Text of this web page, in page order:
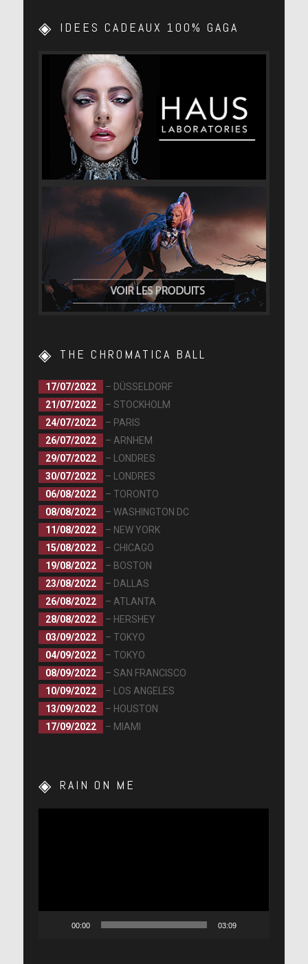
IDEES CADEAUX 100% GAGA
THE CHROMATICA BALL
17/07/2022
– DÜSSELDORF
21/07/2022
– STOCKHOLM
24/07/2022
– PARIS
26/07/2022
– ARNHEM
29/07/2022
– LONDRES
30/07/2022
– LONDRES
06/08/2022
– TORONTO
08/08/2022
– WASHINGTON DC
11/08/2022
– NEW YORK
15/08/2022
– CHICAGO
19/08/2022
– BOSTON
23/08/2022
– DALLAS
26/08/2022
– ATLANTA
28/08/2022
– HERSHEY
03/09/2022
– TOKYO
04/09/2022
– TOKYO
08/09/2022
– SAN FRANCISCO
10/09/2022
– LOS ANGELES
13/09/2022
– HOUSTON
17/09/2022
– MIAMI
RAIN ON ME
00:00 03:09